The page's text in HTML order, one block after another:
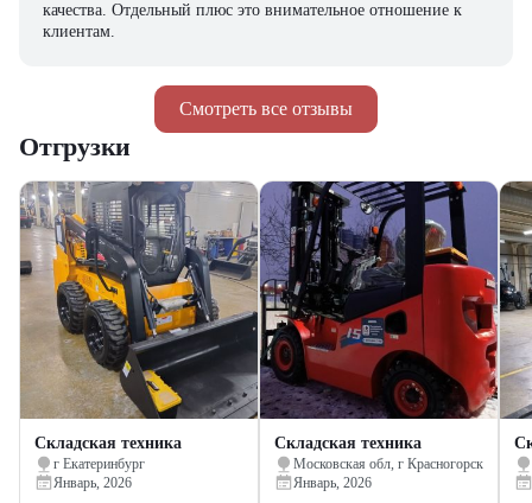
Смотреть все отзывы
качества. Отдельный плюс это внимательное отношение к
клиентам.
Отгрузки
Складская техника
г Екатеринбург
Январь, 2026
Складская техника
Московская обл, г Красногорск
Январь, 2026